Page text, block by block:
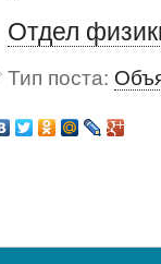
Отдел
Тип поста: